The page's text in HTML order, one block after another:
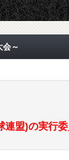
会～
盟)の実行